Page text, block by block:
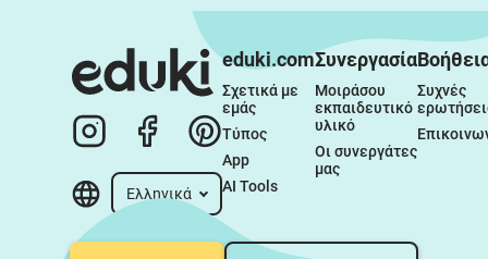
Ελληνικά
eduki.com
Σχετικά με
εμάς
Τύπος
App
AI Tools
Συνεργασία
Μοιράσου
εκπαιδευτικό
υλικό
Οι συνεργάτες
μας
Συχνές